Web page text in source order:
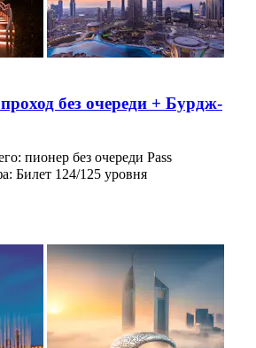
без очереди + Бурдж-
пионер без очереди Pass
Билет 124/125 уровня